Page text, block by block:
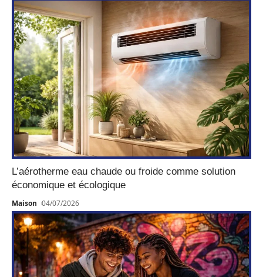
L’aérotherme eau chaude ou froide comme solution
économique et écologique
Maison 04/07/2026